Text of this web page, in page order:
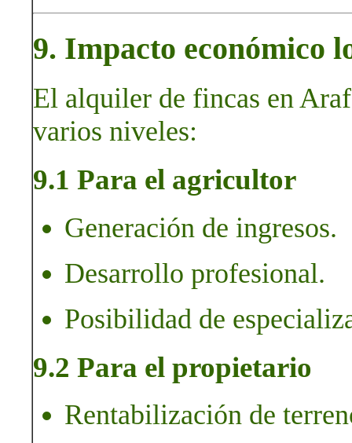
9. Impacto económico
El alquiler de fincas en
varios niveles:
9.1 Para el agricultor
Generación de ingresos.
Desarrollo profesional.
Posibilidad de
9.2 Para el propietario
Rentabilización de